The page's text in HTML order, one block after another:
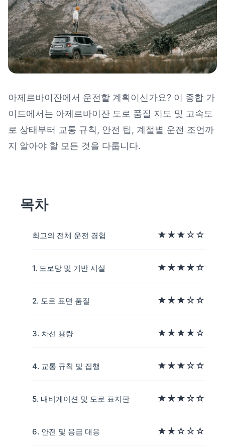
아제르바이잔 운전: 도로 품질 지
아제르바이잔에서 운전할 계획이신가요? 이 종합 가
이드에서는 아제르바이잔 도로 품질 지도 및 고속도
로 상태부터 교통 규칙, 안전 팁, 계절별 운전 조언까
지 알아야 할 모든 것을 다룹니다.
목차
최고의 전체 운전 경험 ★★★☆☆
1. 도로망 및 기반 시설 ★★★★☆
2. 도로 표면 품질 ★★★☆☆
3. 차선 용량 ★★★★☆
4. 교통 규칙 및 집행 ★★★☆☆
5. 내비게이션 및 도로 표지판 ★★★☆☆
6. 안전 및 응급 대응 ★★☆☆☆